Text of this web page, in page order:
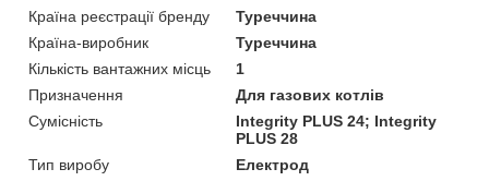
Країна реєстрації бренду
Туреччина
Країна-виробник
Туреччина
Кількість вантажних місць
1
Призначення
Для газових котлів
Сумісність
Integrity PLUS 24; Integrity
PLUS 28
Тип виробу
Електрод